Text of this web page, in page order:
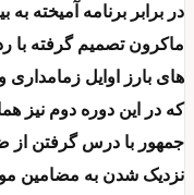
در برابر برنامه آمیخته به
ماکرون تصمیم گرفته با
های بارز اوایل زمامداری
که در این دوره دوم نیز
جمهور با درس گرفتن از
نزدیک شدن به مضامین